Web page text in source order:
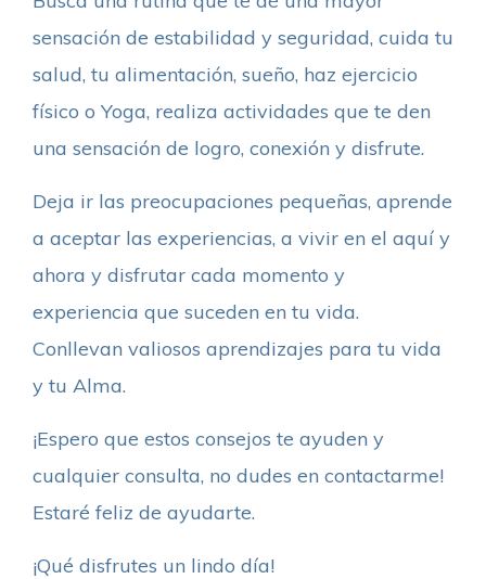
sensación de estabilidad y seguridad, cuida tu
salud, tu alimentación, sueño, haz ejercicio
físico o Yoga, realiza actividades que te den
una sensación de logro, conexión y disfrute.
Deja ir las preocupaciones pequeñas, aprende
a aceptar las experiencias, a vivir en el aquí y
ahora y disfrutar cada momento y
experiencia que suceden en tu vida.
Conllevan valiosos aprendizajes para tu vida
y tu Alma.
¡Espero que estos consejos te ayuden y
cualquier consulta, no dudes en contactarme!
Estaré feliz de ayudarte.
¡Qué disfrutes un lindo día!